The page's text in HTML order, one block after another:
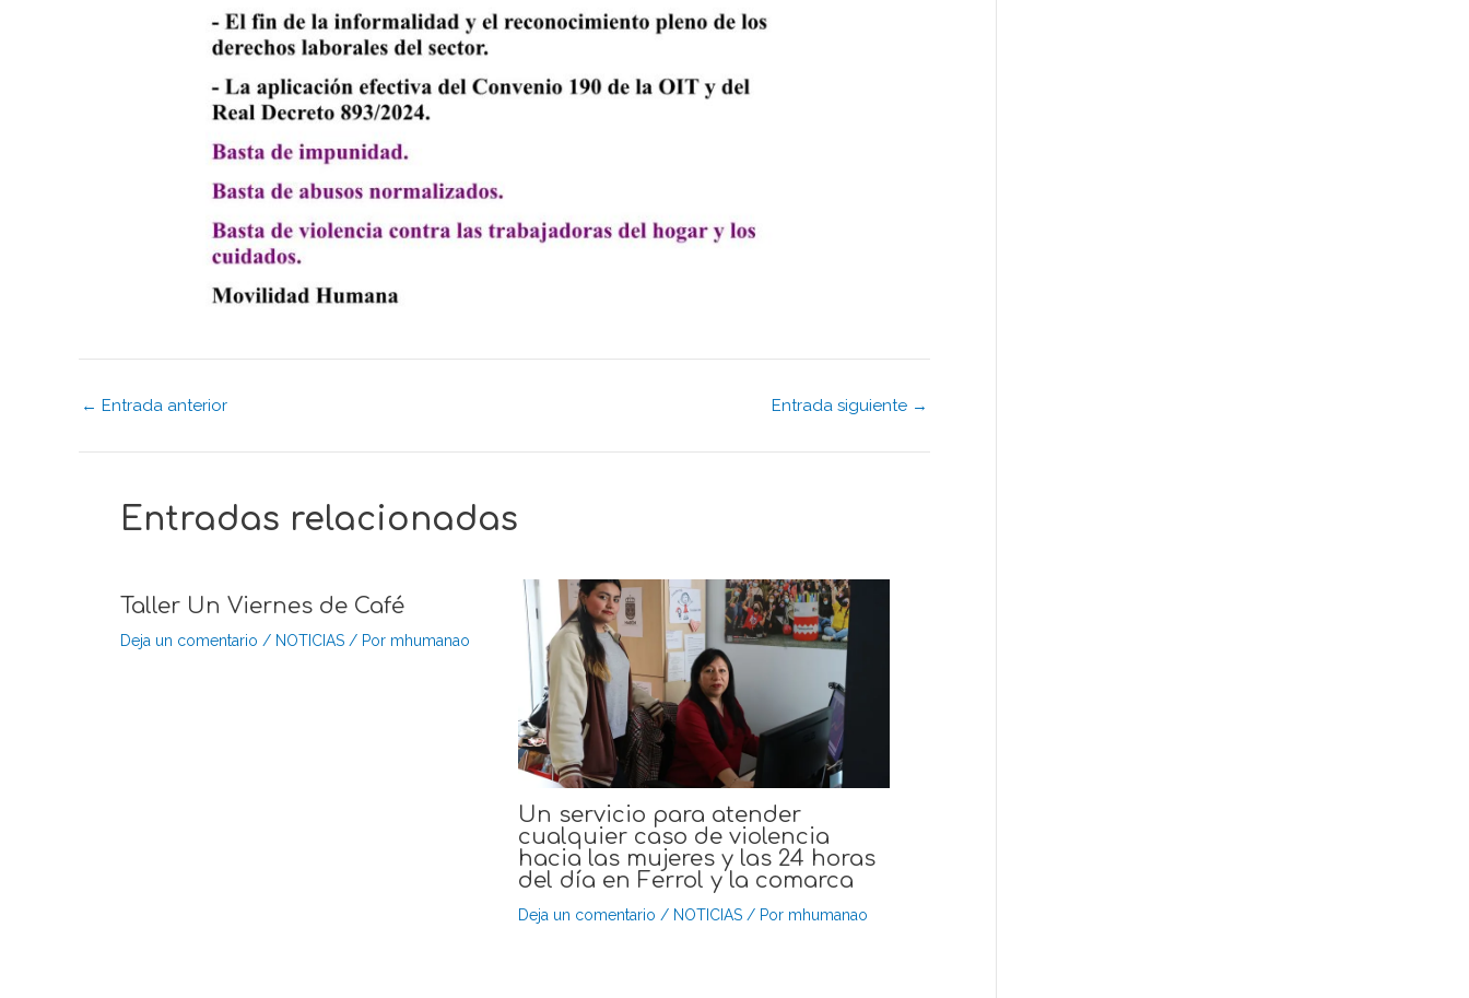
← Entrada anterior Entrada siguiente →
Entradas relacionadas
Taller Un Viernes de Café
Deja un comentario / NOTICIAS/ Por mhumanao
Un servicio para atender
cualquier caso de violencia
hacia las mujeres y las 24 horas
del día en Ferrol y la comarca
Deja un comentario / NOTICIAS / Por mhumanao